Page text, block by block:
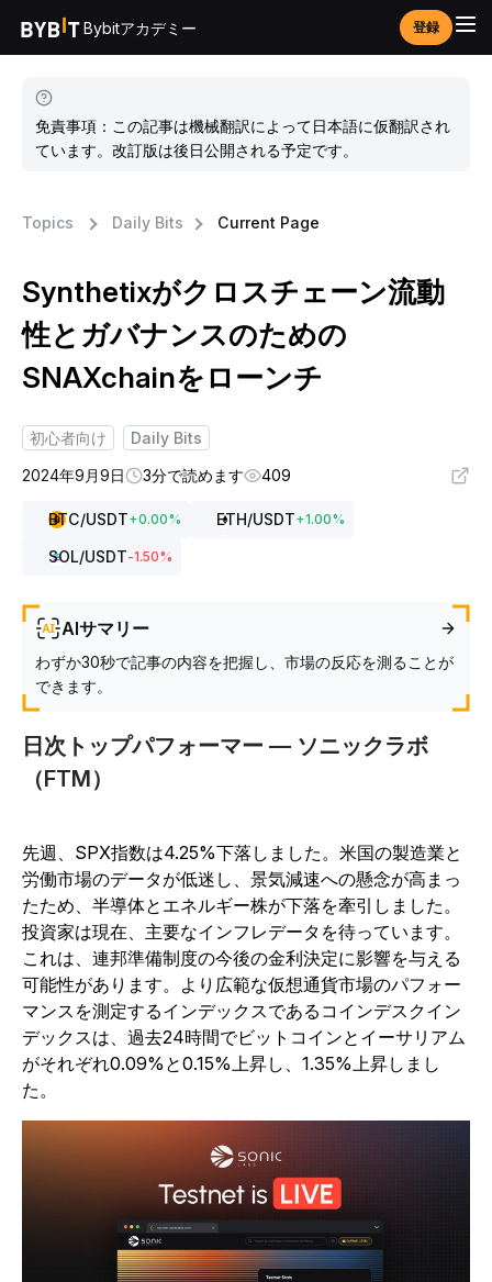
Bybitアカデミー 登録
免責事項：この記事は機械翻訳によって日本語に仮翻訳され
ています。改訂版は後日公開される予定です。
Topics Daily Bits Current Page
Synthetixがクロスチェーン流動
性とガバナンスのための
SNAXchainをローンチ
初心者向け
Daily Bits
2024年9月9日
3分で読めます 409
BTC/USDT+0.00% ETH/USDT+1.00%
SOL/USDT-1.50%
AIサマリー
わずか30秒で記事の内容を把握し、市場の反応を測ることが
できます。
日次トップパフォーマー — ソニックラボ
（FTM）
先週、SPX指数は4.25%下落しました。米国の製造業と
労働市場のデータが低迷し、景気減速への懸念が高まっ
たため、半導体とエネルギー株が下落を牽引しました。
投資家は現在、主要なインフレデータを待っています。
これは、連邦準備制度の今後の金利決定に影響を与える
可能性があります。より広範な仮想通貨市場のパフォー
マンスを測定するインデックスであるコインデスクイン
デックスは、過去24時間でビットコインとイーサリアム
がそれぞれ0.09%と0.15%上昇し、1.35%上昇しまし
た。